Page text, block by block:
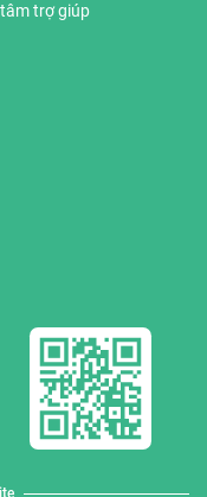
trợ giúp